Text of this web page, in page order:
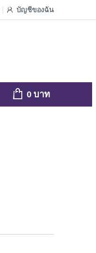
บัญชีของฉัน
0